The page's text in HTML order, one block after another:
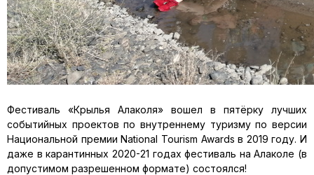
Фестиваль «Крылья Алаколя» вошел в пятёрку лучших
событийных проектов по внутреннему туризму по версии
Национальной премии National Tourism Awards в 2019 году. И
даже в карантинных 2020-21 годах фестиваль на Алаколе (в
допустимом разрешенном формате) состоялся!